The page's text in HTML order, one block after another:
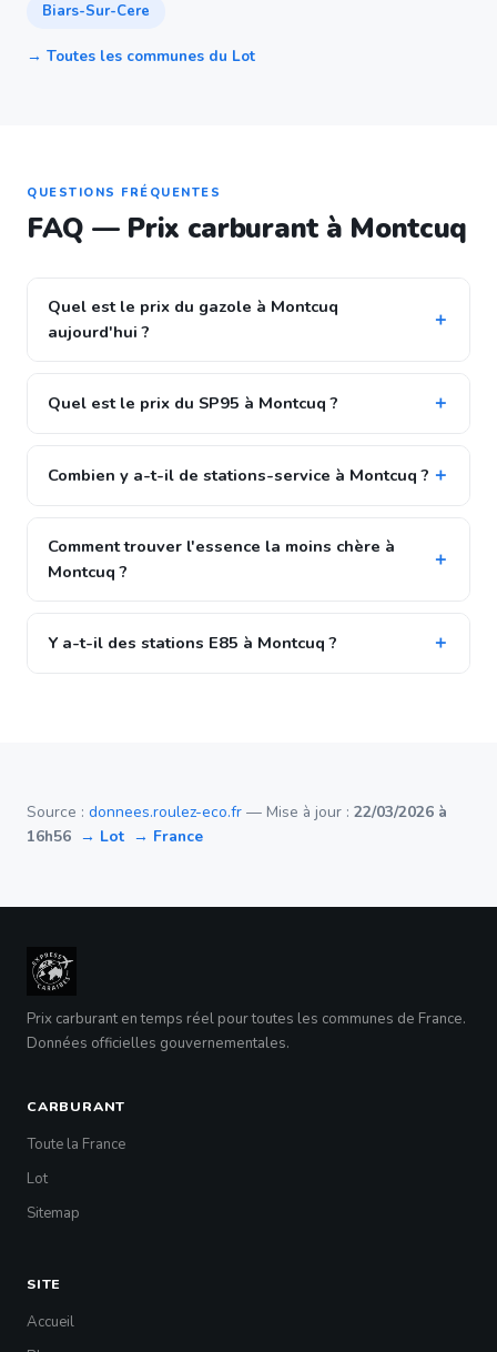
Biars-Sur-Cere
→ Toutes les communes du Lot
QUESTIONS FRÉQUENTES
FAQ — Prix carburant à Montcuq
Quel est le prix du gazole à Montcuq
aujourd'hui ?
Quel est le prix du SP95 à Montcuq ?
Combien y a-t-il de stations-service à Montcuq ?
Comment trouver l'essence la moins chère à
Montcuq ?
Y a-t-il des stations E85 à Montcuq ?
Source : donnees.roulez-eco.fr — Mise à jour : 22/03/2026 à
16h56 → Lot → France
Prix carburant en temps réel pour toutes les communes de France.
Données officielles gouvernementales.
CARBURANT
Toute la France
Lot
Sitemap
SITE
Accueil